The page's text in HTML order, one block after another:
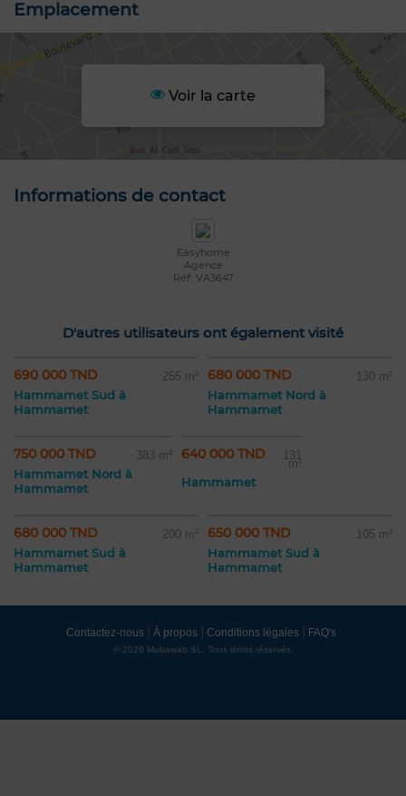
Emplacement
Voir la carte
Informations de contact
Easyhome
Agence
Réf: VA3647
D'autres utilisateurs ont également visité
690 000 TND 255 m²
Hammamet Sud à
Hammamet
680 000 TND 130 m²
Hammamet Nord à
Hammamet
750 000 TND 383 m²
Hammamet Nord à
Hammamet
640 000 TND 131
m²
Hammamet
680 000 TND 200 m²
Hammamet Sud à
Hammamet
650 000 TND 105 m²
Hammamet Sud à
Hammamet
Contactez-nous À propos Conditions légales FAQ's
© 2026 Mubawab SL. Tous droits réservés.